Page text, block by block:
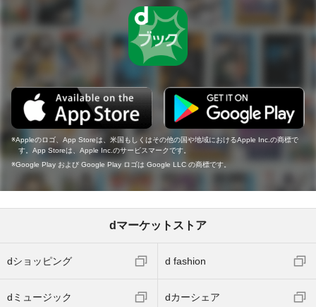
Appleのロゴ、App Storeは、米国もしくはその他の国や地域におけるApple Inc.の商標で
す。App Storeは、Apple Inc.のサービスマークです。
Google Play および Google Play ロゴは Google LLC の商標です。
dマーケットストア
dショッピング d fashion
dミュージック dカーシェア